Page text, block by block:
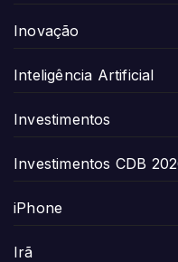
Inovação
Inteligência Artificial
Investimentos
Investimentos CDB
iPhone
Irã